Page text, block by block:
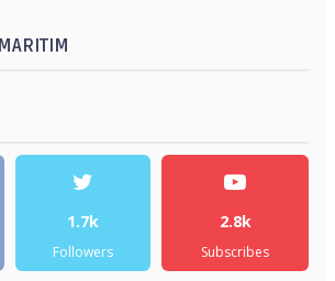
1.7k
Followers
2.8k
Subscribes